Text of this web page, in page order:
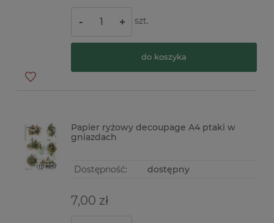
- + szt.
do koszyka
Papier ryżowy decoupage A4 ptaki w
gniazdach
Dostępność: dostępny
7,00 zł